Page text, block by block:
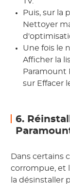
Puis, sur la
Nettoyer
Une fois le
Afficher la
Paramount
sur Effacer
6.
Dans certains
corrompue, et
la désinstaller